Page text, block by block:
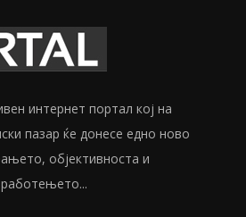
интернет портал кој на
пазар ќе донесе едно ново
објективноста и